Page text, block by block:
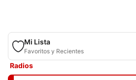
Mi Lista
Favoritos y Recientes
Radios